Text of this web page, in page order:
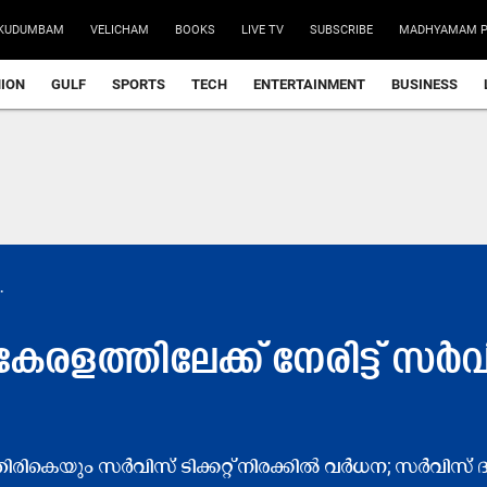
VELICHAM BOOKS LIVE TV SUBSCRIBE MADHYAMAM
GULF SPORTS TECH ENTERTAINMENT BUSINESS
നേരിട്ട്
സർവിസ് ടിക്കറ്റ് നിരക്കിൽ വർധന; സർവിസ്